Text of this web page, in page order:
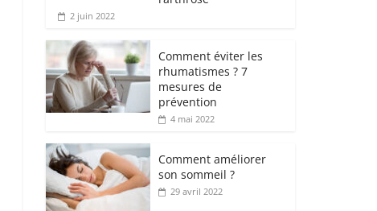
2 juin 2022
Comment éviter les
rhumatismes ? 7
mesures de
prévention
4 mai 2022
Comment améliorer
son sommeil ?
29 avril 2022